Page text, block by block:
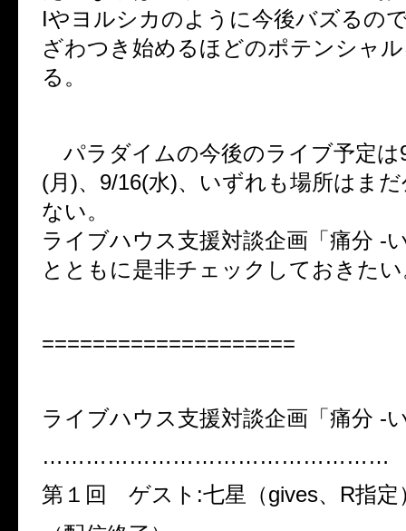
Iやヨルシカのように今後バズるの
ざわつき始めるほどのポテンシャ
る。
パラダイムの今後のライブ予定は
(月)、9/16(水)、いずれも場所はま
ない。
ライブハウス支援対談企画「痛分 -
とともに是非チェックしておきた
====================
ライブハウス支援対談企画「痛分 -
…………………………………………
第１回 ゲスト:七星（gives、R指定